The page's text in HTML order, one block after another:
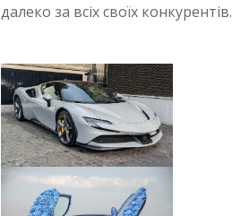
далеко за всіх своїх конкурентів.